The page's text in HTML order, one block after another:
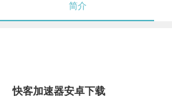
简介
快客加速器安卓下载